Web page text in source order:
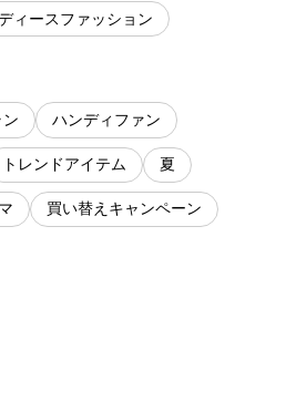
ィースファッション
ハンディファン
トレンドアイテム 夏
買い替えキャンペーン